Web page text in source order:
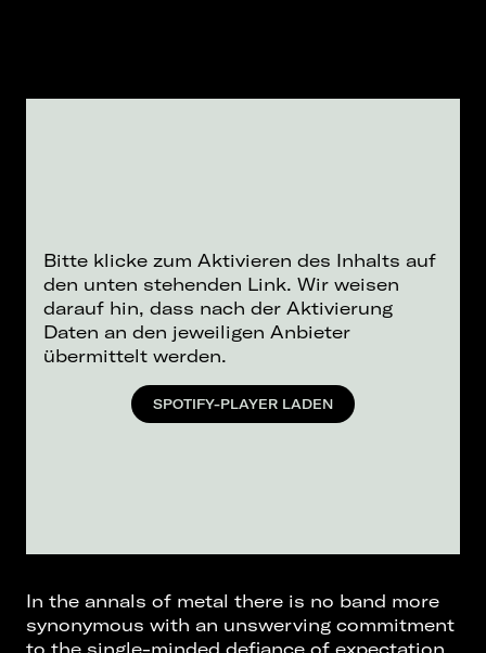
Bitte klicke zum Aktivieren des Inhalts auf
den unten stehenden Link. Wir weisen
darauf hin, dass nach der Aktivierung
Daten an den jeweiligen Anbieter
übermittelt werden.
SPOTIFY-PLAYER LADEN
In the annals of metal there is no band more
synonymous with an unswerving commitment